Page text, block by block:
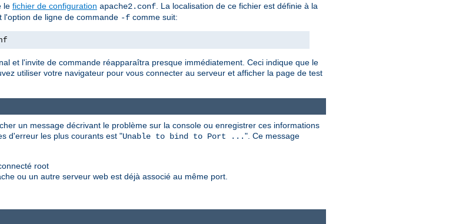
le fichier de configuration apache2.conf . La localisation de ce fichier est définie à la
l'option de ligne de commande -f comme suit:
et l'invite de commande réapparaîtra presque immédiatement. Ceci indique que le
utiliser votre navigateur pour vous connecter au serveur et afficher la page de test
un message décrivant le problème sur la console ou enregistrer ces informations
d'erreur les plus courants est "Unable to bind to Port ...". Ce message
root
ou un autre serveur web est déjà associé au même port.